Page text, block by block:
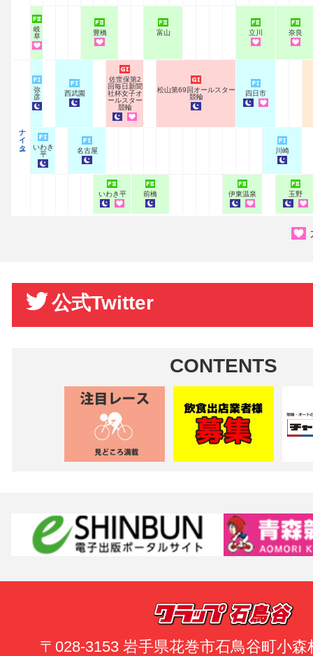
岐
阜
豊橋 富山 立川 奈良
ナイター
弥
彦
西武園
佐世保第2
回毎日新聞
社杯女子オ
ールスター
競輪
松山第69回オールスター
競輪
四日市
いわき
平
名古屋 川崎
いわき平 前橋 伊東温泉 玉野
公式Twitter
CONTENTS
〒028-3153 岩手県花巻市石鳥谷町小森